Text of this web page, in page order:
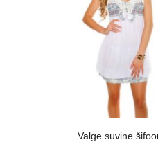
Valge suvine